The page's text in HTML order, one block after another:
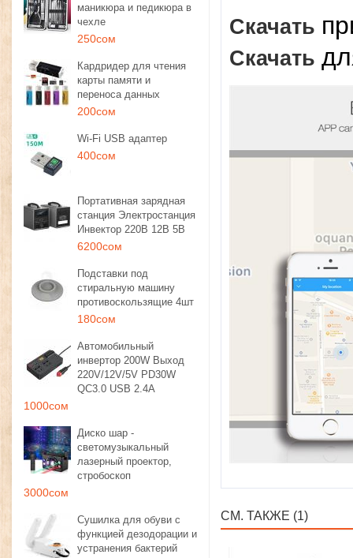
маникюра и педикюра в
чехле
250сом
Кардридер для чтения
карты памяти и
переноса данных
200сом
Wi-Fi USB адаптер
400сом
Портативная зарядная
станция Электростанция
Инвектор 220В 12В 5В
6200сом
Подставки под
стиральную машину
противоскользящие 4шт
180сом
Автомобильный
инвертор 200W Выход
220V/12V/5V PD30W
QC3.0 USB 2.4A
1000сом
Диско шар -
светомузыкальный
лазерный проектор,
стробоскоп
3000сом
Сушилка для обуви с
функцией дезодорации и
устранения бактерий
Скачать
Скачать
СМ. ТАКЖЕ (1)